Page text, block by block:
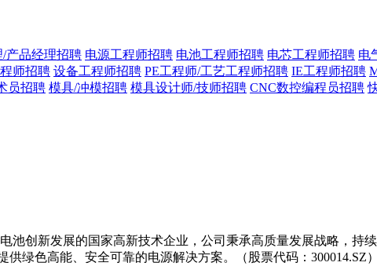
产品经理招聘 电源工程师招聘 电池工程师招聘 电芯工程师招聘 电
师招聘 设备工程师招聘 PE工程师/工艺工程师招聘 IE工程师招聘
员招聘 模具/冲模招聘 模具设计师/技师招聘 CNC数控编程员招聘
创新发展的国家高新技术企业，公司秉承高质量发展战略，持
绿色高能、安全可靠的电源解决方案。（股票代码：300014.SZ）